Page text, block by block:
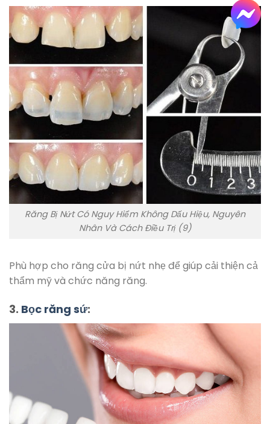
Răng Bị Nứt Có Nguy Hiểm Không Dấu Hiệu, Nguyên
Nhân Và Cách Điều Trị (9)
Phù hợp cho răng cửa bị nứt nhẹ để giúp cải thiện cả
thẩm mỹ và chức năng răng.
3. Bọc răng sứ: